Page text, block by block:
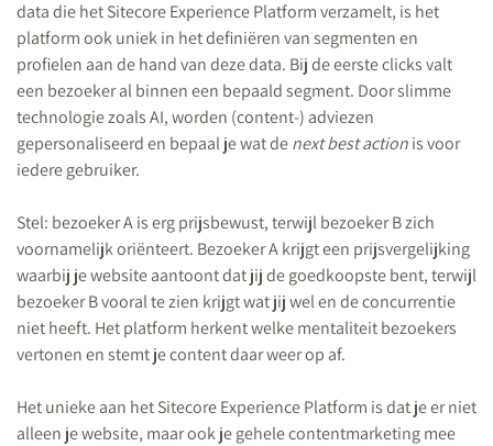
data die het Sitecore Experience Platform verzamelt, is het
platform ook uniek in het definiëren van segmenten en
profielen aan de hand van deze data. Bij de eerste clicks valt
een bezoeker al binnen een bepaald segment. Door slimme
technologie zoals AI, worden (content-) adviezen
gepersonaliseerd en bepaal je wat denext best actionis voor
iedere gebruiker.
Stel: bezoeker A is erg prijsbewust, terwijl bezoeker B zich
voornamelijk oriënteert. Bezoeker A krijgt een prijsvergelijking
waarbij je website aantoont dat jij de goedkoopste bent, terwijl
bezoeker B vooral te zien krijgt wat jij wel en de concurrentie
niet heeft. Het platform herkent welke mentaliteit bezoekers
vertonen en stemt je content daar weer op af.
Het unieke aan het Sitecore Experience Platform is dat je er niet
alleen je website, maar ook je gehele contentmarketing mee